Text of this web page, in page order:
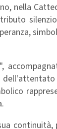
nella
continuità,